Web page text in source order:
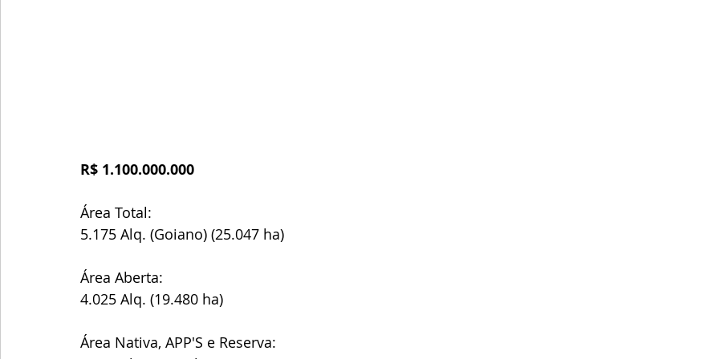
R$ 1.100.000.000
Área Total:
5.175 Alq. (Goiano) (25.047 ha)
Área Aberta:
4.025 Alq. (19.480 ha)
Área Nativa, APP'S e Reserva: